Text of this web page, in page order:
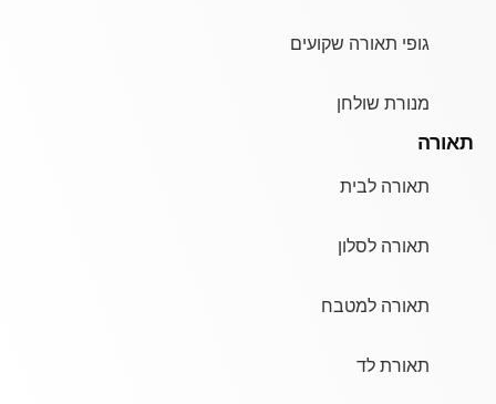
גופי תאורה שקועים
מנורת שולחן
תאורה
תאורה לבית
תאורה לסלון
תאורה למטבח
תאורת לד